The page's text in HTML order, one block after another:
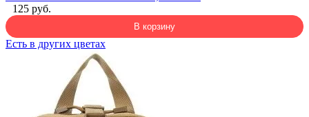
125 руб.
В корзину
Есть в других цветах